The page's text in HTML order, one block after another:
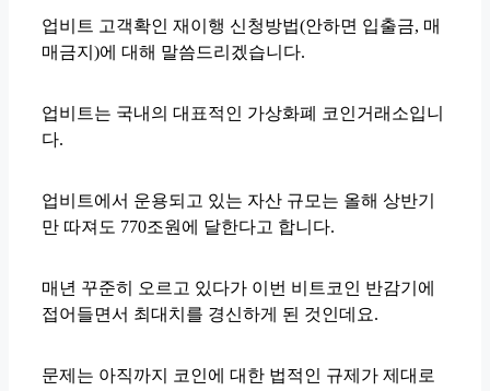
업비트 고객확인 재이행 신청방법(안하면 입출금, 매
매금지)에 대해 말씀드리겠습니다.
업비트는 국내의 대표적인 가상화폐 코인거래소입니
다.
업비트에서 운용되고 있는 자산 규모는 올해 상반기
만 따져도 770조원에 달한다고 합니다.
매년 꾸준히 오르고 있다가 이번 비트코인 반감기에
접어들면서 최대치를 경신하게 된 것인데요.
문제는 아직까지 코인에 대한 법적인 규제가 제대로